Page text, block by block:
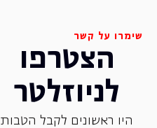
שימרו על קשר
הצטרפו
לניוזלטר
היו ראשונים לקבל הטבות